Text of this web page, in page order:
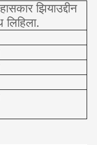
झियाउद्दीन